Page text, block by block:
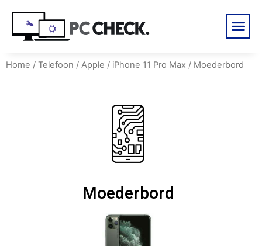
Home / Telefoon / Apple / iPhone 11 Pro Max / Moederbord
Moederbord